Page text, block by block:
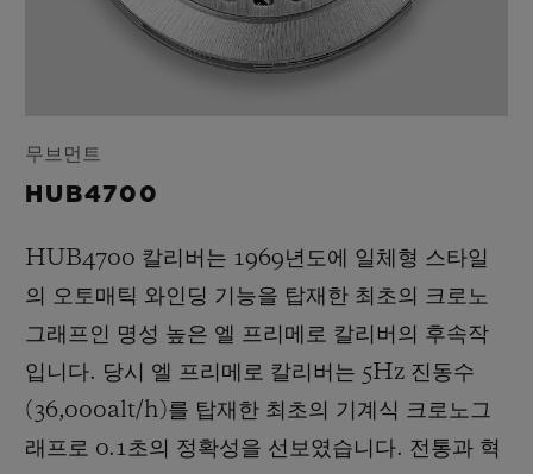
무브먼트
HUB4700
HUB4700 칼리버는 1969년도에 일체형 스타일
의 오토매틱 와인딩 기능을 탑재한 최초의 크로노
그래프인 명성 높은 엘 프리메로 칼리버의 후속작
입니다. 당시 엘 프리메로 칼리버는 5Hz 진동수
(36,000alt/h)를 탑재한 최초의 기계식 크로노그
래프로 0.1초의 정확성을 선보였습니다. 전통과 혁